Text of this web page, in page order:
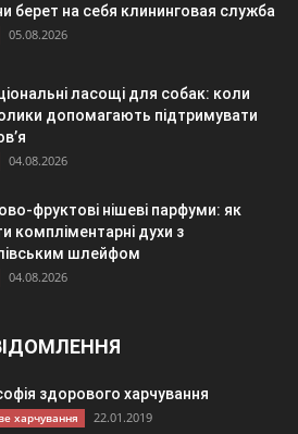
берет на себя клининговая служба
05.08.2026
ласощі для собак: коли
допомагають підтримувати
04.08.2026
фруктові нішеві парфуми: як
компліментарні духи з
шлейфом
04.08.2026
здорового харчування
харчування 22.01.2019